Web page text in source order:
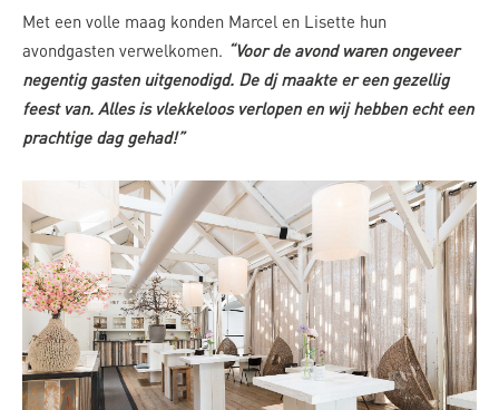
Met een volle maag konden Marcel en Lisette hun
avondgasten verwelkomen. “Voor de avond waren ongeveer
negentig gasten uitgenodigd. De dj maakte er een gezellig
feest van. Alles is vlekkeloos verlopen en wij hebben echt een
prachtige dag gehad!”